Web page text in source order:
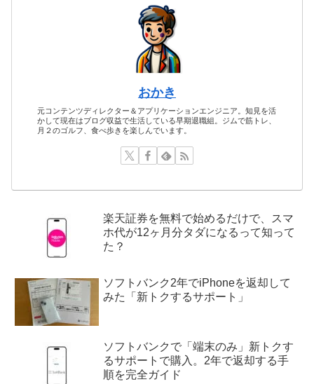
おかき
元コンテンツディレクター＆アプリケーションエンジニア。知見を活
かして現在はブログ収益で生活している早期退職組。ジムで筋トレ、
月２のゴルフ、食べ歩きを楽しんでいます。
楽天証券を無料で始めるだけで、スマ
ホ代が12ヶ月分タダになるって知って
た？
ソフトバンク2年でiPhoneを返却して
みた「新トクするサポート」
ソフトバンクで「端末のみ」新トクす
るサポートで購入。2年で返却する手
順を完全ガイド